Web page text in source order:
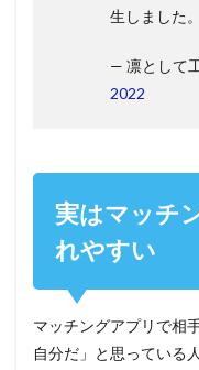
生しました
— 凛として
2022
実はマッチ
れやすい
マッチングアプリで相
自分だ」と思っている